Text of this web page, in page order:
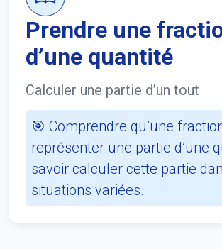
Prendre une
d’une quantité
Calculer une partie d’un tout
🎯 Comprendre qu’une
représenter une partie d’une
savoir calculer cette partie
situations variées.